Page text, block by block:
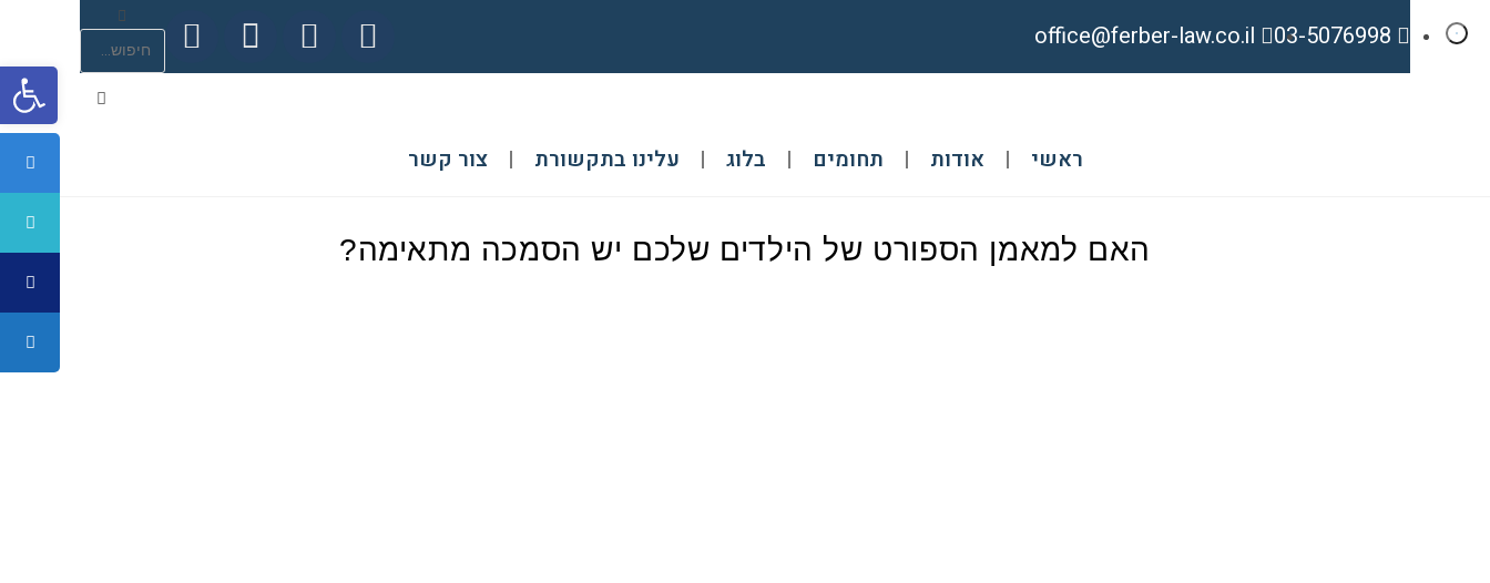
03-5076998
office@ferber-law.co.il
ראשי אודות תחומים בלוג עלינו בתקשורת צור קשר
האם למאמן הספורט של הילדים שלכם יש הסמכה מתאימה?
פתח סרגל נגישות